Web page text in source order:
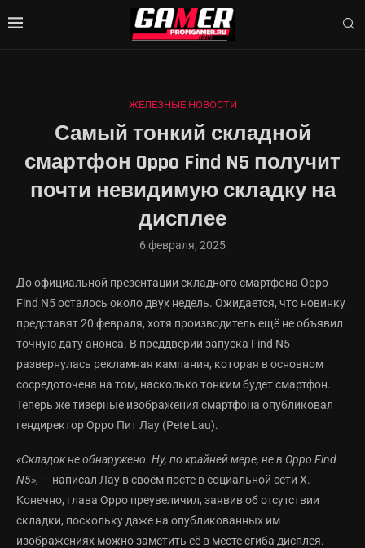
ЖЕЛЕЗНЫЕ НОВОСТИ
Самый тонкий складной
смартфон Oppo Find N5 получит
почти невидимую складку на
дисплее
6 февраля, 2025
До официальной презентации складного смартфона Oppo
Find N5 осталось около двух недель. Ожидается, что новинку
представят 20 февраля, хотя производитель ещё не объявил
точную дату анонса. В преддверии запуска Find N5
развернулась рекламная кампания, которая в основном
сосредоточена на том, насколько тонким будет смартфон.
Теперь же тизерные изображения смартфона опубликовал
гендиректор Oppo Пит Лау (Pete Lau).
«Складок не обнаружено. Ну, по крайней мере, не в Oppo Find
N5», — написал Лау в своём посте в социальной сети X.
Конечно, глава Oppo преувеличил, заявив об отсутствии
складки, поскольку даже на опубликованных им
изображениях можно заметить её в месте сгиба дисплея.